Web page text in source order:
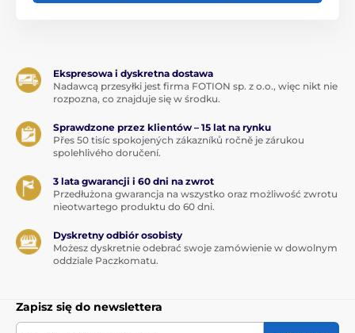
Ekspresowa i dyskretna dostawa
Nadawcą przesyłki jest firma FOTION sp. z o.o., więc nikt nie
rozpozna, co znajduje się w środku.
Sprawdzone przez klientów – 15 lat na rynku
Přes 50 tisíc spokojených zákazníků ročně je zárukou
spolehlivého doručení.
3 lata gwarancji i 60 dni na zwrot
Przedłużona gwarancja na wszystko oraz możliwość zwrotu
nieotwartego produktu do 60 dni.
Dyskretny odbiór osobisty
Możesz dyskretnie odebrać swoje zamówienie w dowolnym
oddziale Paczkomatu.
Zapisz się do newslettera